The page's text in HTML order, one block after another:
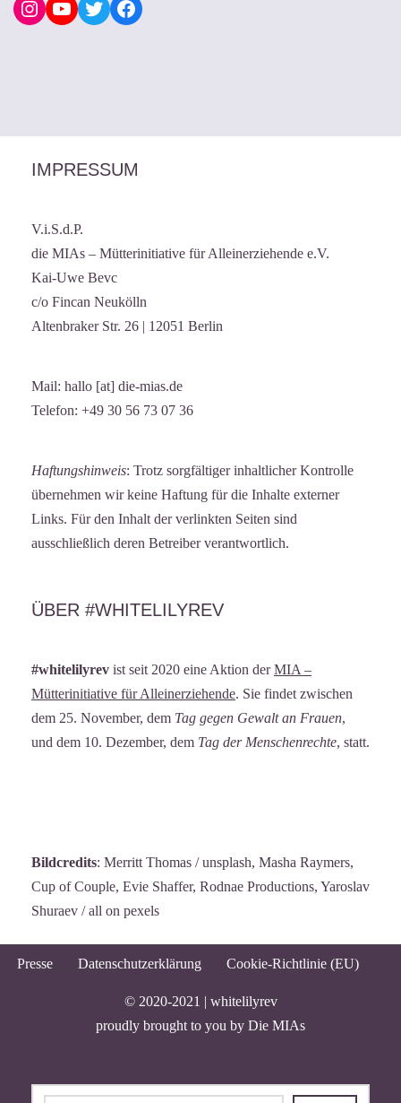
IMPRESSUM
V.i.S.d.P.
die MIAs – Mütterinitiative für Alleinerziehende e.V.
Kai-Uwe Bevc
c/o Fincan Neukölln
Altenbraker Str. 26 | 12051 Berlin
Mail: hallo [at] die-mias.de
Telefon: +49 30 56 73 07 36
Haftungshinweis: Trotz sorgfältiger inhaltlicher Kontrolle
übernehmen wir keine Haftung für die Inhalte externer
Links. Für den Inhalt der verlinkten Seiten sind
ausschließlich deren Betreiber verantwortlich.
ÜBER #WHITELILYREV
#whitelilyrev ist seit 2020 eine Aktion derMIA –
Mütterinitiative für Alleinerziehende. Sie findet zwischen
dem 25. November, dem Tag gegen Gewalt an Frauen,
und dem 10. Dezember, dem Tag der Menschenrechte, statt.
Bildcredits: Merritt Thomas / unsplash, Masha Raymers,
Cup of Couple, Evie Shaffer, Rodnae Productions, Yaroslav
Shuraev / all on pexels
Presse Datenschutzerklärung Cookie-Richtlinie (EU)
© 2020-2021 | whitelilyrev
proudly brought to you by Die MIAs